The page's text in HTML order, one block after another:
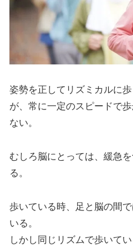
姿勢を正してリズミカルに
が、常に一定のスピードで
ない。
むしろ脳にとっては、緩急
る。
歩いている時、足と脳の間
いる。
しかし同じリズムで歩いて